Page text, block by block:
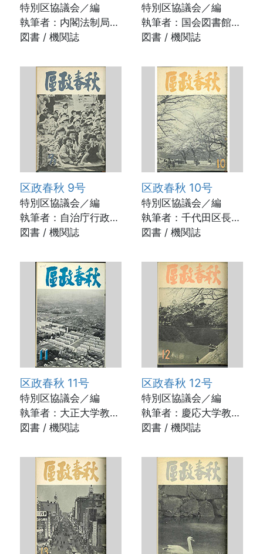
特別区協議会／編
執筆者：内閣法制局参
事官 岸 昌ほか /
図書 / 機関誌
特別区協議会／編
執筆者：国会図書館専
門調査員 佐藤達夫ほ
図書 / 機関誌
区政春秋 9号
特別区協議会／編
執筆者：自治庁行政局
行政課長 降矢敬義ほ
図書 / 機関誌
区政春秋 10号
特別区協議会／編
執筆者：千代田区長
村瀬 清ほか / 1958年
図書 / 機関誌
区政春秋 11号
特別区協議会／編
執筆者：大正大学教
授 今井時郎ほか /
図書 / 機関誌
区政春秋 12号
特別区協議会／編
執筆者：慶応大学教
授 中鉢正美ほか /
図書 / 機関誌